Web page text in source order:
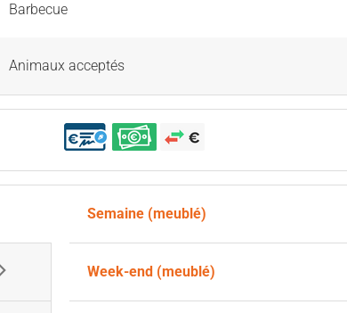
Barbecue
Animaux acceptés
Semaine (meublé)
Week-end (meublé)